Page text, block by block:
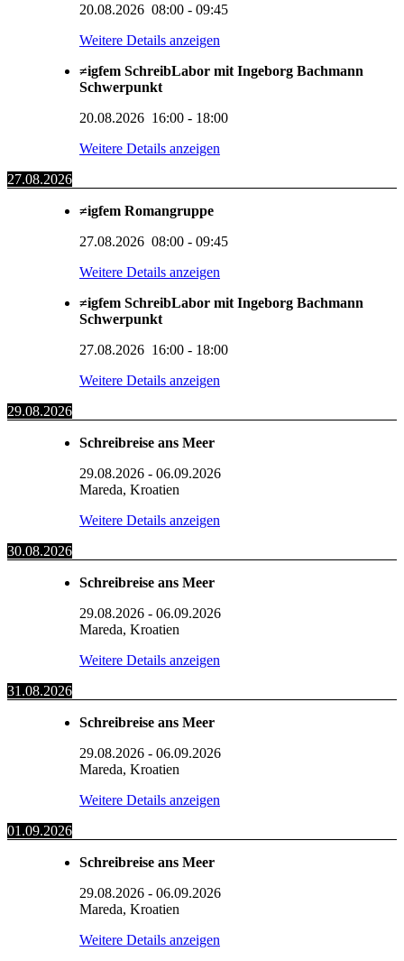
20.08.2026 08:00 - 09:45
Weitere Details anzeigen
≠igfem SchreibLabor mit Ingeborg Bachmann
Schwerpunkt
20.08.2026 16:00 - 18:00
Weitere Details anzeigen
27.08.2026
≠igfem Romangruppe
27.08.2026 08:00 - 09:45
Weitere Details anzeigen
≠igfem SchreibLabor mit Ingeborg Bachmann
Schwerpunkt
27.08.2026 16:00 - 18:00
Weitere Details anzeigen
29.08.2026
Schreibreise ans Meer
29.08.2026 - 06.09.2026
Mareda, Kroatien
Weitere Details anzeigen
30.08.2026
Schreibreise ans Meer
29.08.2026 - 06.09.2026
Mareda, Kroatien
Weitere Details anzeigen
31.08.2026
Schreibreise ans Meer
29.08.2026 - 06.09.2026
Mareda, Kroatien
Weitere Details anzeigen
01.09.2026
Schreibreise ans Meer
29.08.2026 - 06.09.2026
Mareda, Kroatien
Weitere Details anzeigen